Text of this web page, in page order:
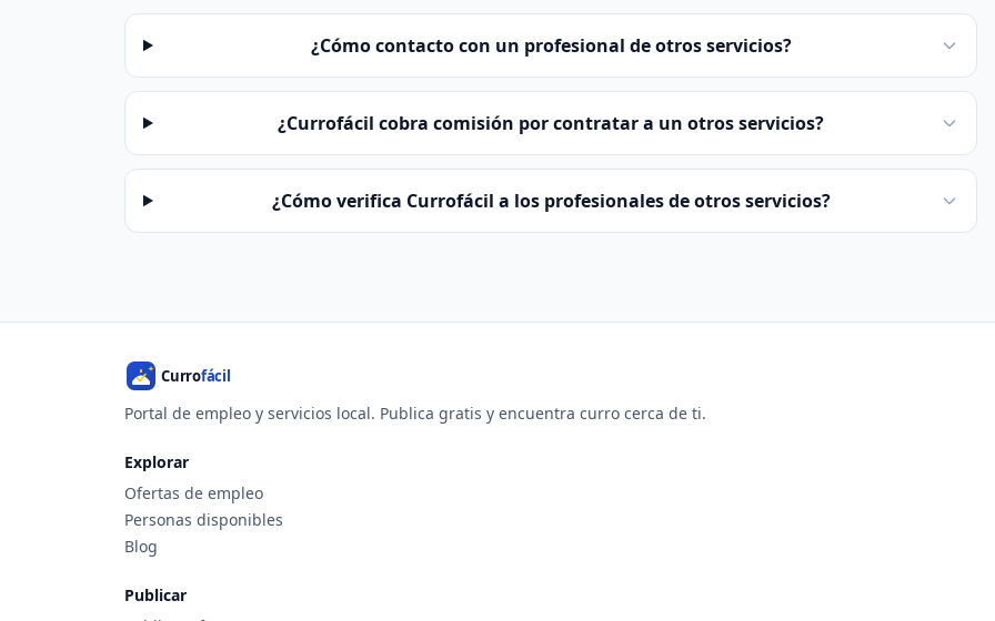
¿Cómo contacto con un profesional de otros servicios?
¿Currofácil cobra comisión por contratar a un otros servicios?
¿Cómo verifica Currofácil a los profesionales de otros servicios?
Portal de empleo y servicios local. Publica gratis y encuentra curro cerca de ti.
Explorar
Ofertas de empleo
Personas disponibles
Blog
Publicar